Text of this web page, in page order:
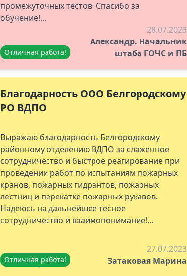
промежуточных тестов. Спасибо за
обучение!...
Отличная работа!
28.07.2023
Александр. Начальник
штаба ГОЧС и ПБ
Благодарность ООО Белгородскому
РО ВДПО
Выражаю благодарность Белгородскому
районному отделению ВДПО за слаженное
сотрудничество и быстрое реагирование при
проведении работ по испытаниям пожарных
кранов, пожарных гидрантов, пожарных
лестниц и перекатке пожарных рукавов.
Надеюсь на дальнейшее тесное
сотрудничество и взаимопонимание!...
Отличная работа!
27.07.2023
Затаковая Марина